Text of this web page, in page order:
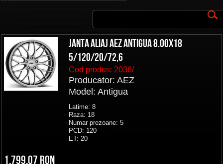
Janta aliaj AEZ Antigua 8.00x18
5/120/20/72,6
Cod produs: 2036/
Producator: AEZ
Model: Antigua
Latime: 8
Raza: 18
Numar prezoane: 5
PCD: 120
ET: 20
1.799,07 RON